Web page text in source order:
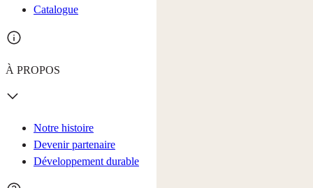
Catalogue
À PROPOS
Notre histoire
Devenir partenaire
Développement durable